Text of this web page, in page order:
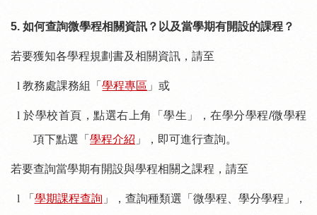
5. 如何查詢微學程相關資訊？以及當學期有開設的課程？
若要獲知各學程規劃書及相關資訊，請至
l 教務處課務組「學程專區 」或
l 於學校首頁，點選右上角「學生」，在學分學程/微學程
項下點選「 學程介紹 」，即可進行查詢。
若要查詢當學期有開設與學程相關之課程，請至
l 「 學期課程查詢 」，查詢種類選「微學程、學分學程」，